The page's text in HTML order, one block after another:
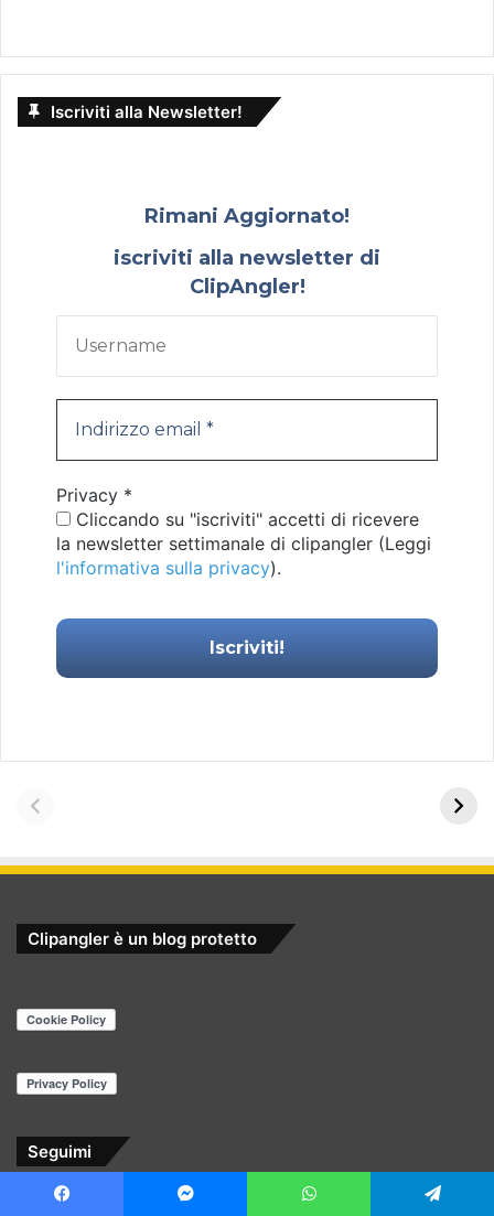
Iscriviti alla Newsletter!
Rimani Aggiornato!
iscriviti alla newsletter di
ClipAngler!
Privacy *
Cliccando su "iscriviti" accetti di ricevere
la newsletter settimanale di clipangler (Leggi
l'informativa sulla privacy).
Clipangler è un blog protetto
Seguimi